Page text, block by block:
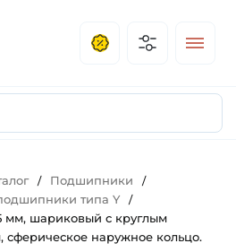
/ Подшипники /
типа Y /
мм, шариковый с круглым
сферическое наружное кольцо.